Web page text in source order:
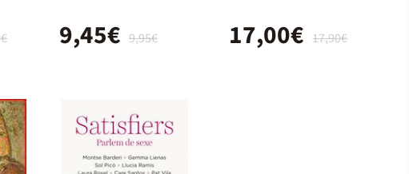
9,95€
9,45€ 17,90€
17,00€